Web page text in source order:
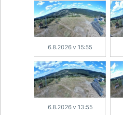
6.8.2026 v 15:55
6.8.2026 v 13:55